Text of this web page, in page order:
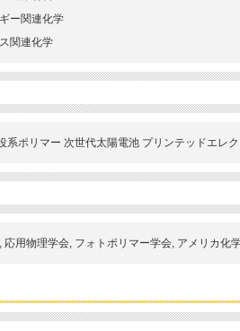
ー関連化学
関連化学
系ポリマー 次世代太陽電池 プリンテッドエレ
応用物理学会, フォトポリマー学会, アメリカ化